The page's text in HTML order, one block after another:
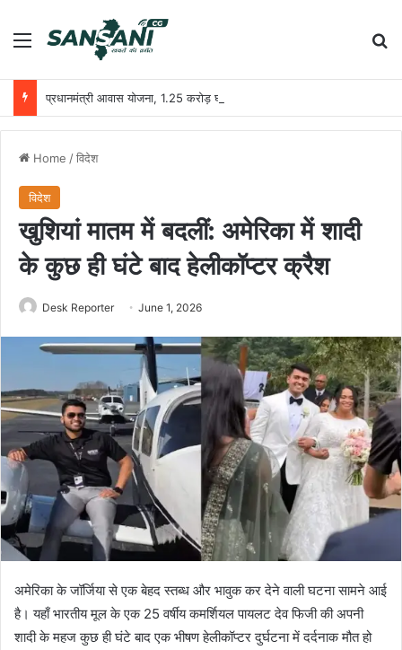
Menu
Home /विदेश
विदेश
खुशियां मातम में बदलीं: अमेरिका में शादी
के कुछ ही घंटे बाद हेलीकॉप्टर क्रैश
Desk Reporter June 1, 2026
अमेरिका के जॉर्जिया से एक बेहद स्तब्ध और भावुक कर देने वाली घटना सामने आई
है। यहाँ भारतीय मूल के एक 25 वर्षीय कमर्शियल पायलट देव फिजी की अपनी
शादी के महज कुछ ही घंटे बाद एक भीषण हेलीकॉप्टर दुर्घटना में दर्दनाक मौत हो